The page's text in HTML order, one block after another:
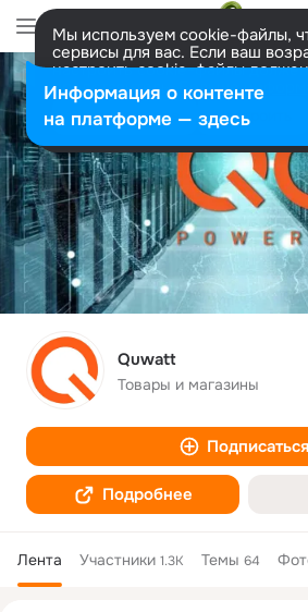
Мы используем cookie-файлы,
сервисы для вас. Если ваш
настроить cookie-файлы
представитель. Больше
Разрешить все Настроить
Quwatt
Товары и магазины
Подписаться
Подробнее
Лента Участники 1.3K Темы 64
Информация о контенте
на платформе — здесь